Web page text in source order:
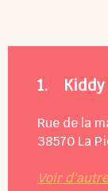
1. Kiddy
Rue de la
38570 La
Voir